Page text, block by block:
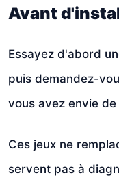
Avant
Essayez d'abord
puis demandez-
vous avez envie de
Ces jeux ne
servent pas à